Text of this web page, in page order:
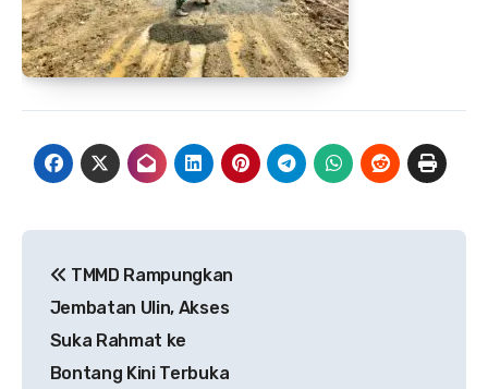
pos
TMMD Rampungkan
Jembatan Ulin, Akses
Suka Rahmat ke
Bontang Kini Terbuka